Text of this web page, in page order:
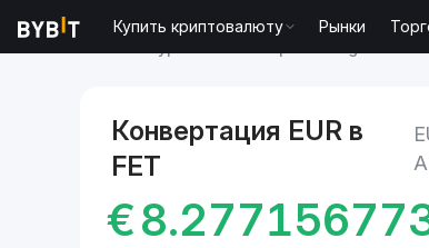
Купить криптовалюту Рынки
Конвертация EUR в
FET
€